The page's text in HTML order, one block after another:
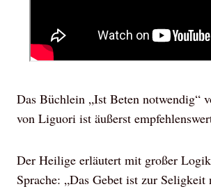
Das Büchlein „Ist Beten notwendig“
von Liguori ist äußerst
Der Heilige erläutert mit großer
Sprache: „Das Gebet ist zur